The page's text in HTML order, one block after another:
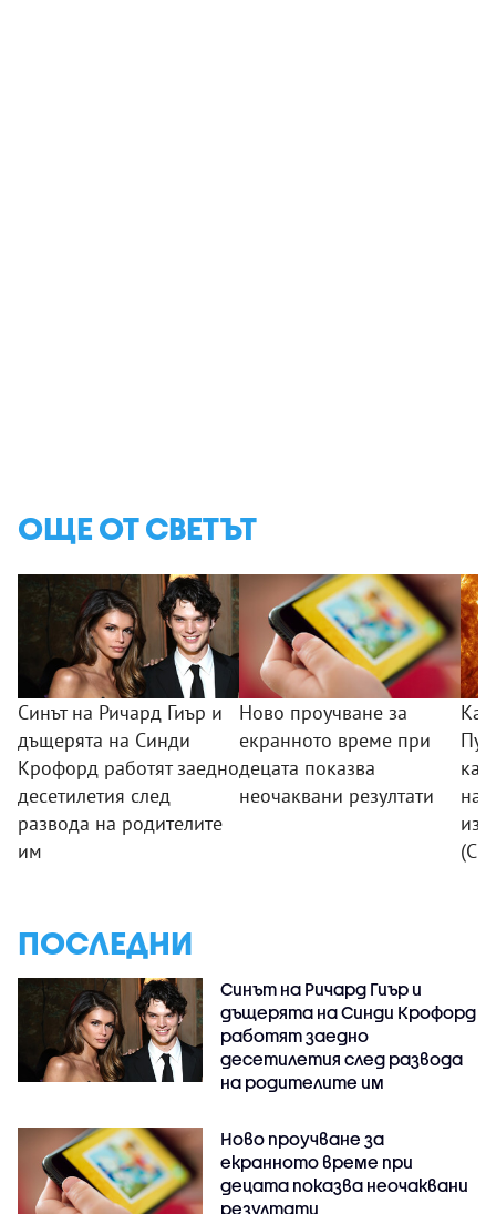
ОЩЕ ОТ СВЕТЪТ
Синът на Ричард Гиър и
дъщерята на Синди
Крофорд работят заедно
десетилетия след
развода на родителите
им
Ново проучване за
екранното време при
децата показва
неочаквани резултати
ПОСЛЕДНИ
Синът на Ричард Гиър и
дъщерята на Синди Крофорд
работят заедно
десетилетия след развода
на родителите им
Ново проучване за
екранното време при
децата показва неочаквани
резултати